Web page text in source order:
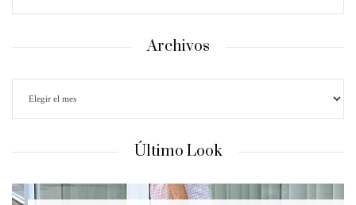
Archivos
Último Look